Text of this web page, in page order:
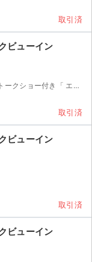
取引済
ビューイン
[詳細] 「 エリア」 ラウンド 日本 ブラジル ゲストトークショー付き「 エリ...
取引済
ビューイン
取引済
ビューイン